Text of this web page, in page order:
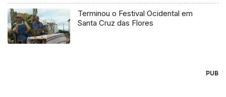
Terminou o Festival Ocidental em
Santa Cruz das Flores
PUB